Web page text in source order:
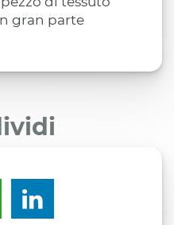
gran parte